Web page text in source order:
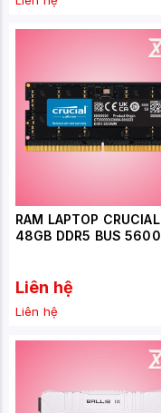
RAM LAPTOP CRUCIAL
48GB DDR5 BUS 5600
Liên hệ
Liên hệ